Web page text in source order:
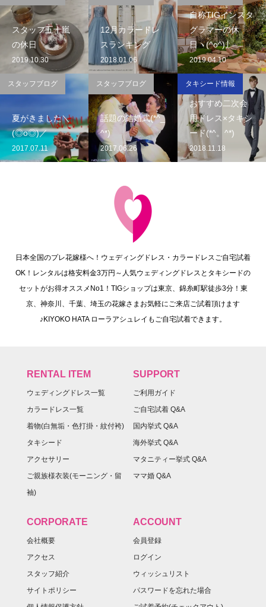
スタッフ五十嵐
の休日
2019.10.30
12月カラードレ
スランキング
2018.01.06
自称TIGインスタ
グラマーの休
日ヽ(^o^)丿
2019.04.10
夏がきました＼
(◎o◎)／
2017.07.11
スタッフブログ
話題の結婚式(*^_
^*)
2017.06.26
スタッフブログ
おすすめ二次会
用ドレス×タキシ
ード(*^。^*)
2018.11.18
タキシード情報
日本全国のプレ花嫁様へ！ウェディングドレス・カラードレスご自宅試着
OK！レンタルは格安料金3万円～人気ウェディングドレスとタキシードの
セットがお得オススメNo1！TIGショップは東京、錦糸町駅徒歩3分！東
京、神奈川、千葉、埼玉の花嫁さまお気軽にご来店ご試着頂けます
♪KIYOKO HATA ローラアシュレイもご自宅試着できます。
RENTAL ITEM
ウェディングドレス一覧
カラードレス一覧
着物(白無垢・色打掛・紋付袴)
タキシード
アクセサリー
ご親族様衣装(モーニング・留
袖)
SUPPORT
ご利用ガイド
ご自宅試着 Q&A
国内挙式 Q&A
海外挙式 Q&A
マタニティー挙式 Q&A
ママ婚 Q&A
CORPORATE
会社概要
アクセス
スタッフ紹介
サイトポリシー
ACCOUNT
会員登録
ログイン
ウィッシュリスト
パスワードを忘れた場合